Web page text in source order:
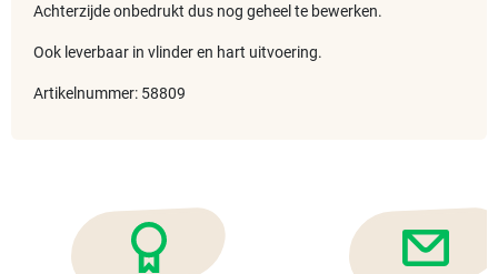
Achterzijde onbedrukt dus nog geheel te bewerken.
Ook leverbaar in vlinder en hart uitvoering.
Artikelnummer: 58809